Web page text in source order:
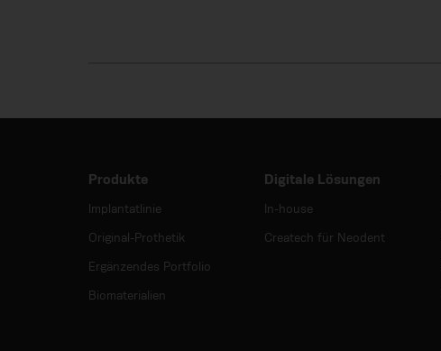
Produkte
Implantatlinie
Original-Prothetik
Ergänzendes Portfolio
Biomaterialien
Digitale Lösungen
In-house
Createch für Neodent